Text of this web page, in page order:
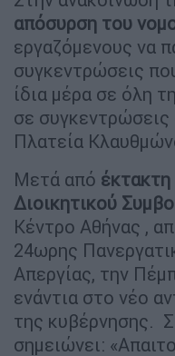
απόσυρση του
εργαζόμενους να
συγκεντρώσεις
ίδια μέρα σε όλη
σε συγκεντρώσεις
Πλατεία
Μετά από
Διοικητικού
Κέντρο Αθήνας ,
24ωρης
Απεργίας, την
ενάντια στο νέο
της κυβέρνησης.
σημειώνει: